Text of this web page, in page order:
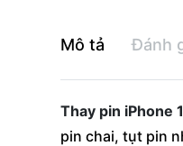
Mô tả Đánh
Thay pin iPhone
pin chai, tụt pin